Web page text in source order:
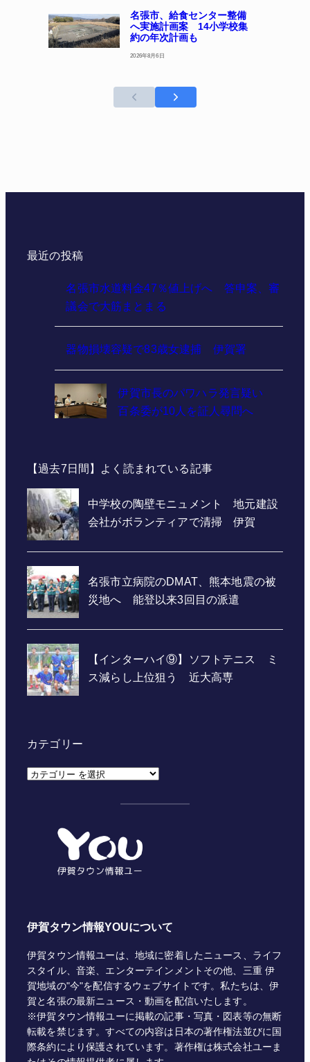
名張市、給食センター整備
へ実施計画案 14小学校集
約の年次計画も
2026年8月6日
最近の投稿
名張市水道料金47％値上げへ 答申案、審
議会で大筋まとまる
器物損壊容疑で83歳女逮捕 伊賀署
伊賀市長のパワハラ発言疑い
百条委が10人を証人尋問へ
【過去7日間】よく読まれている記事
カテゴリー
カ
伊賀タウン情報YOUについて
伊賀タウン情報ユーは、地域に密着したニュース、ライフ
スタイル、音楽、エンターテインメントその他、三重 伊
賀地域の"今"を配信するウェブサイトです。私たちは、伊
賀と名張の最新ニュース・動画を配信いたします。
※伊賀タウン情報ユーに掲載の記事・写真・図表等の無断
転載を禁じます。すべての内容は日本の著作権法並びに国
際条約により保護されています。著作権は株式会社ユーま